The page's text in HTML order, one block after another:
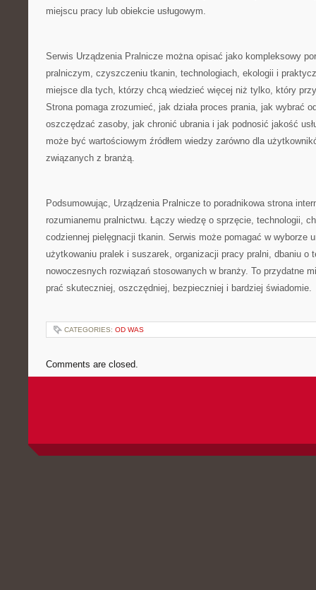
miejscu pracy lub obiekcie usługowym.
Serwis Urządzenia Pralnicze można opisać jako kompleksowy
pralniczym, czyszczeniu tkanin, technologiach, ekologii i
miejsce dla tych, którzy chcą wiedzieć więcej niż tylko, który
Strona pomaga zrozumieć, jak działa proces prania, jak wybrać
oszczędzać zasoby, jak chronić ubrania i jak podnosić jakość
może być wartościowym źródłem wiedzy zarówno dla
związanych z branżą.
Podsumowując, Urządzenia Pralnicze to poradnikowa strona
rozumianemu pralnictwu. Łączy wiedzę o sprzęcie, technologii,
codziennej pielęgnacji tkanin. Serwis może pomagać w wyborze
użytkowaniu pralek i suszarek, organizacji pracy pralni, dbaniu o
nowoczesnych rozwiązań stosowanych w branży. To przydatne
prać skuteczniej, oszczędniej, bezpieczniej i bardziej świadomie.
CATEGORIES: OD WAS
Comments are closed.